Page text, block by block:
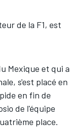
de la F1, est
Mexique et qui a
s'est placé en
en fin de
de l'équipe
place.